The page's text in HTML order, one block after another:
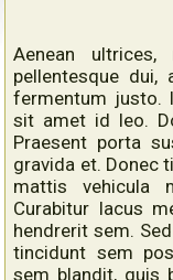
Aenean
pellentesque
fermentum justo.
sit amet id leo.
Praesent porta
gravida et. Donec
mattis vehicula
Curabitur lacus
hendrerit sem.
tincidunt sem
sem blandit, quis